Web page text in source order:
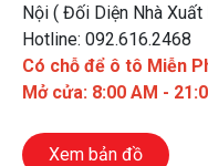
Nội ( Đối Diện Nhà Xuất
Hotline: 092.616.2468
Có chỗ để ô tô Miễn
Mở cửa: 8:00 AM -
Xem bản đồ